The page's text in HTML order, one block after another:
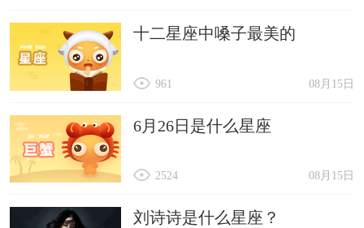
十二星座中嗓子最美的
08月15日
961
6月26日是什么星座
08月15日
2524
刘诗诗是什么星座？